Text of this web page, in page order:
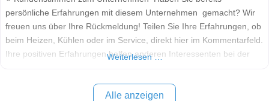
persönliche Erfahrungen mit diesem Unternehmen gemacht? Wir
freuen uns über Ihre Rückmeldung! Teilen Sie Ihre Erfahrungen, ob
beim Heizen, Kühlen oder im Service, direkt hier im Kommentarfeld.
Ihre positiven Erfahrungen helfen anderen Interessenten bei der
Weiterlesen …
Alle anzeigen